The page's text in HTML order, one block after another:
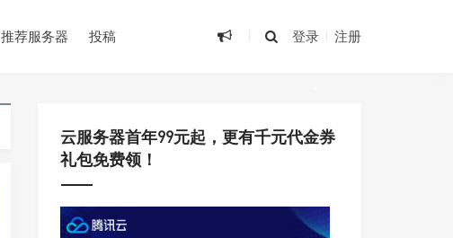
推荐服务器 投稿 登录 注册
云服务器首年99元起，更有千元代金券
礼包免费领！
•